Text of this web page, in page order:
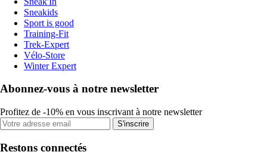
Sneakids
Sport is good
Training-Fit
Trek-Expert
Vélo-Store
Winter Expert
Abonnez-vous à notre newsletter
Profitez de -10% en vous inscrivant à notre newsletter
S'inscrire
Restons connectés